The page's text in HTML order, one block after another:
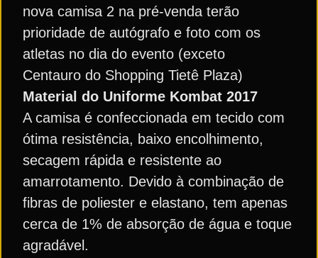
nova camisa 2 na pré-venda terão
prioridade de autógrafo e foto com os
atletas no dia do evento (exceto
Centauro do Shopping Tietê Plaza)
Material do Uniforme Kombat 2017
A camisa é confeccionada em tecido com
ótima resistência, baixo encolhimento,
secagem rápida e resistente ao
amarrotamento. Devido à combinação de
fibras de poliester e elastano, tem apenas
cerca de 1% de absorção de água e toque
agradável.